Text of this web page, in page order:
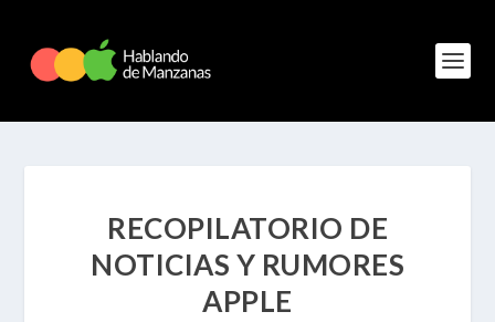
RECOPILATORIO DE
NOTICIAS Y RUMORES
APPLE